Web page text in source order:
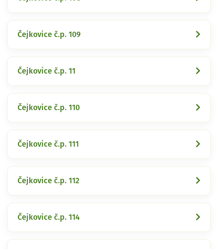
Čejkovice č.p. 109
Čejkovice č.p. 11
Čejkovice č.p. 110
Čejkovice č.p. 111
Čejkovice č.p. 112
Čejkovice č.p. 114